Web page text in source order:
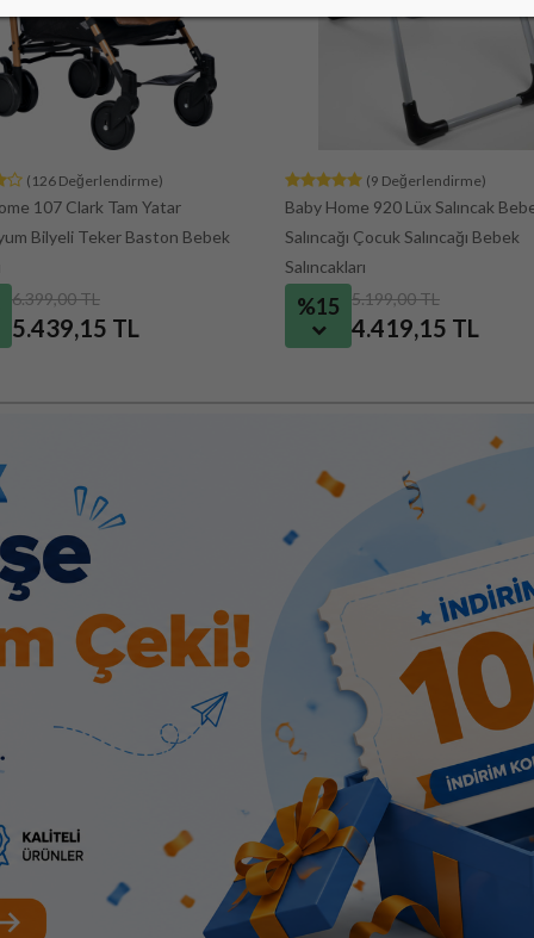
(9 Değerlendirme)
920 Lüx Salıncak Bebek
Çocuk Salıncağı Bebek
5.199,00 TL
4.419,15 TL
(27 Değerlendirme)
Prego 2425 Evoque İ-size Travel
Bebek Arabası
%7 29.999,00 TL
27.899,07 TL